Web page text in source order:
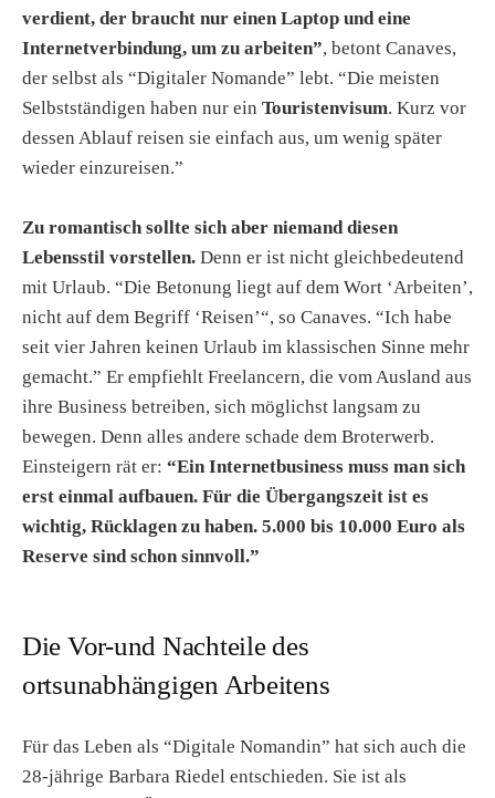
verdient, der braucht nur einen Laptop und eine
Internetverbindung, um zu arbeiten”, betont Canaves,
der selbst als “Digitaler Nomande” lebt. “Die meisten
Selbstständigen haben nur ein Touristenvisum. Kurz vor
dessen Ablauf reisen sie einfach aus, um wenig später
wieder einzureisen.”
Zu romantisch sollte sich aber niemand diesen
Lebensstil vorstellen. Denn er ist nicht gleichbedeutend
mit Urlaub. “Die Betonung liegt auf dem Wort ‘Arbeiten’,
nicht auf dem Begriff ‘Reisen’“, so Canaves. “Ich habe
seit vier Jahren keinen Urlaub im klassischen Sinne mehr
gemacht.” Er empfiehlt Freelancern, die vom Ausland aus
ihre Business betreiben, sich möglichst langsam zu
bewegen. Denn alles andere schade dem Broterwerb.
Einsteigern rät er: “Ein Internetbusiness muss man sich
erst einmal aufbauen. Für die Übergangszeit ist es
wichtig, Rücklagen zu haben. 5.000 bis 10.000 Euro als
Reserve sind schon sinnvoll.”
Die Vor-und Nachteile des
ortsunabhängigen Arbeitens
Für das Leben als “Digitale Nomandin” hat sich auch die
28-jährige Barbara Riedel entschieden. Sie ist als